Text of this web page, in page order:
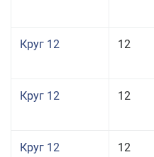
Круг 12 12
Круг 12 12
Круг 12 12